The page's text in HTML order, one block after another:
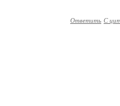
Ответить С